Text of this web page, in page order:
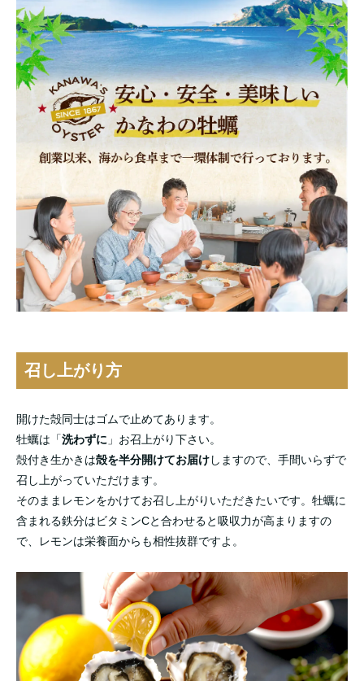
召し上がり方
開けた殻同士はゴムで止めてあります。
牡蠣は「洗わずに 」お召上がり下さい。
殻付き生かきは殻を半分開けてお届けしますので、手間いらずで
召し上がっていただけます。
そのままレモンをかけてお召し上がりいただきたいです。牡蠣に
含まれる鉄分はビタミンCと合わせると吸収力が高まりますの
で、レモンは栄養面からも相性抜群ですよ。